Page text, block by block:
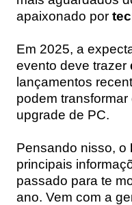
apaixonado por
Em 2025, a
evento deve trazer
lançamentos
podem
upgrade de PC.
Pensando nisso, o
principais
passado para te
ano. Vem com a